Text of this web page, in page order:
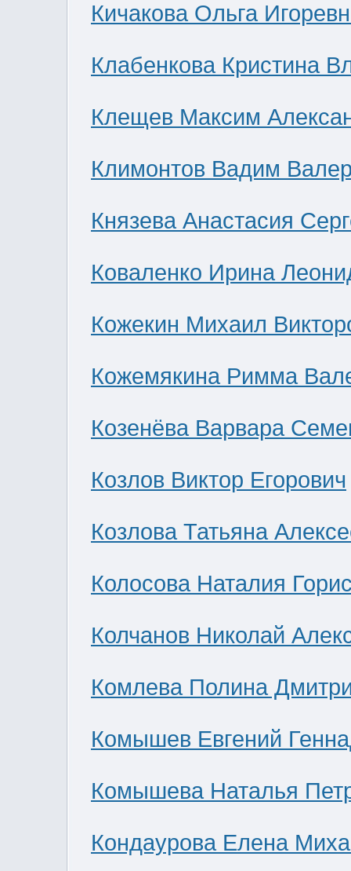
Кичакова Ольга
Клабенкова Кристина
Клещев Максим
Климонтов Вадим
Князева Анастасия
Коваленко Ирина
Кожекин Михаил
Кожемякина Римма
Козенёва Варвара
Козлов Виктор Егорович
Козлова Татьяна
Колосова Наталия
Колчанов Николай
Комлева Полина
Комышев Евгений
Комышева Наталья
Кондаурова Елена